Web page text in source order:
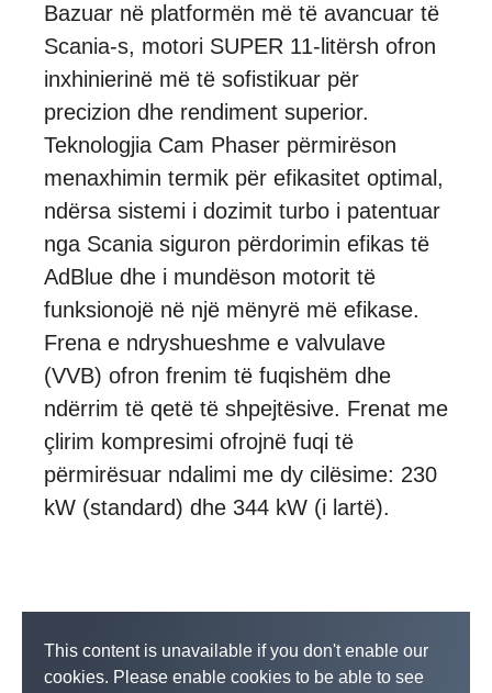
Bazuar në platformën më të avancuar të
Scania-s, motori SUPER 11-litërsh ofron
inxhinierinë më të sofistikuar për
precizion dhe rendiment superior.
Teknologjia Cam Phaser përmirëson
menaxhimin termik për efikasitet optimal,
ndërsa sistemi i dozimit turbo i patentuar
nga Scania siguron përdorimin efikas të
AdBlue dhe i mundëson motorit të
funksionojë në një mënyrë më efikase.
Frena e ndryshueshme e valvulave
(VVB) ofron frenim të fuqishëm dhe
ndërrim të qetë të shpejtësive. Frenat me
çlirim kompresimi ofrojnë fuqi të
përmirësuar ndalimi me dy cilësime: 230
kW (standard) dhe 344 kW (i lartë).
This content is unavailable if you don't enable our
cookies. Please enable cookies to be able to see